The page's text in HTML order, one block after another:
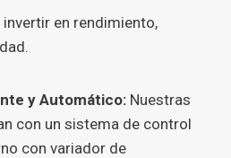
en rendimiento,
y Automático: Nuestras
con un sistema de control
con variador de